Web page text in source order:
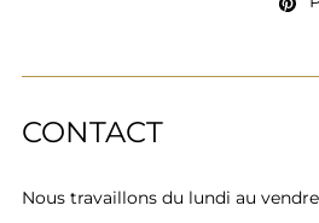
CONTACT
Nous travaillons du lundi au